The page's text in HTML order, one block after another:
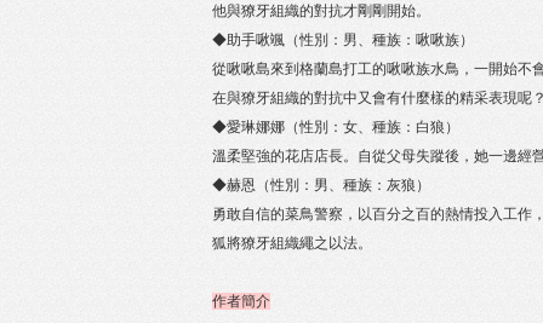
他與獠牙組織的對抗才剛剛開始。
◆助手啾颯（性別：男、種族：啾啾族）
從啾啾島來到格蘭島打工的啾啾族水鳥，一開始不
在與獠牙組織的對抗中又會有什麼樣的精采表現呢
◆愛琳娜娜（性別：女、種族：白狼）
溫柔堅強的花店店長。自從父母失蹤後，她一邊經
◆赫恩（性別：男、種族：灰狼）
勇敢自信的菜鳥警察，以百分之百的熱情投入工
狐將獠牙組織繩之以法。
作者簡介